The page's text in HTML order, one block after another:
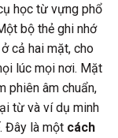
học từ vựng phổ
bộ thẻ ghi nhớ
cả hai mặt, cho
lúc mọi nơi. Mặt
phiên âm chuẩn,
từ và ví dụ minh
Đây là một cách